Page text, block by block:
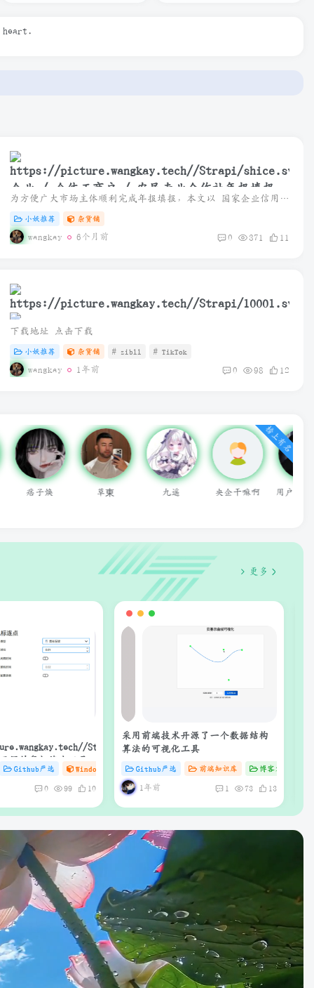
企业 / 个体工商户 / 农民专业合作社年报填报指
南
为方便广大市场主体顺利完成年报填报，本文以 国家企业信用信息公示系统（黑龙江） 为例，整理了完整填报流程及操作说明，通过电脑或手机即可轻松完成。
小妖推荐 杂货铺
wangkay 6个月前 0 371 11
TikTok安卓免插卡使用教程
下载地址 点击下载
小妖推荐 杂货铺 # zibll # TikTok
wangkay 1年前 0 98 12
榜上有名
央企干嘛啊 用户55336638 无为 何以凉夏
更多
# C # AI # docker
源的鼠标连点工具
Github严选 Windows工具库 # C # 软件 # Mac
0 99 10
采用前端技术开源了一个数据结构
算法的可视化工具
Github严选 前端知识库 博客文章
1年前 1 73 13